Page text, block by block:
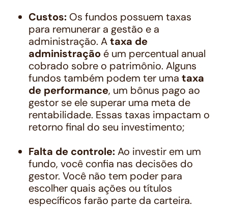
Custos: Os fundos possuem taxas
para remunerar a gestão e a
administração. Ataxa de
administração é um percentual anual
cobrado sobre o patrimônio. Alguns
fundos também podem ter uma taxa
de performance, um bônus pago ao
gestor se ele superar uma meta de
rentabilidade. Essas taxas impactam o
retorno final do seu investimento;
Falta de controle:Ao investir em um
fundo, você confia nas decisões do
gestor. Você não tem poder para
escolher quais ações ou títulos
específicos farão parte da carteira.